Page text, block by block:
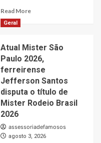
Read MoreRead
“Homo
Longevus”,
de
Paulo
Foggetti,
já
à
venda
Geral
Atual Mister São
Paulo 2026,
ferreirense
Jefferson Santos
disputa o título de
Mister Rodeio Brasil
2026
assessoriadefamosos
agosto 3, 2026